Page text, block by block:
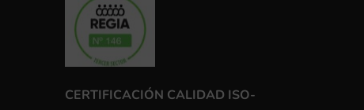
CERTIFICACIÓN CALIDAD ISO-